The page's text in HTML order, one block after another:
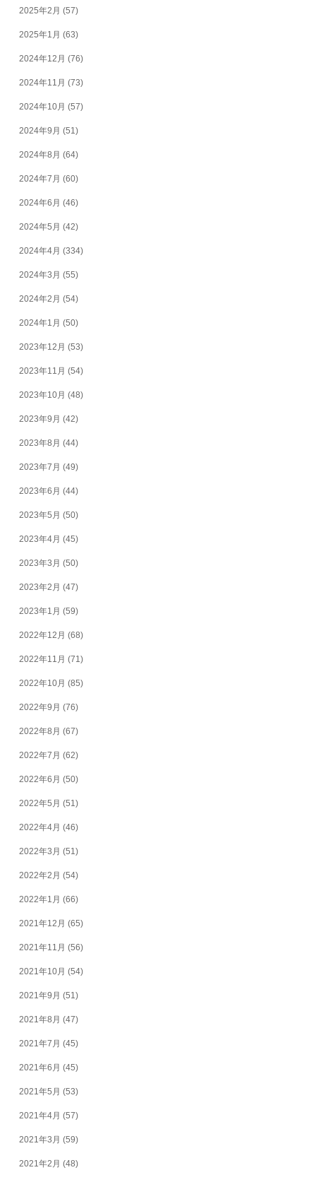
2025年2月 (57)
2025年1月 (63)
2024年12月 (76)
2024年11月 (73)
2024年10月 (57)
2024年9月 (51)
2024年8月 (64)
2024年7月 (60)
2024年6月 (46)
2024年5月 (42)
2024年4月 (334)
2024年3月 (55)
2024年2月 (54)
2024年1月 (50)
2023年12月 (53)
2023年11月 (54)
2023年10月 (48)
2023年9月 (42)
2023年8月 (44)
2023年7月 (49)
2023年6月 (44)
2023年5月 (50)
2023年4月 (45)
2023年3月 (50)
2023年2月 (47)
2023年1月 (59)
2022年12月 (68)
2022年11月 (71)
2022年10月 (85)
2022年9月 (76)
2022年8月 (67)
2022年7月 (62)
2022年6月 (50)
2022年5月 (51)
2022年4月 (46)
2022年3月 (51)
2022年2月 (54)
2022年1月 (66)
2021年12月 (65)
2021年11月 (56)
2021年10月 (54)
2021年9月 (51)
2021年8月 (47)
2021年7月 (45)
2021年6月 (45)
2021年5月 (53)
2021年4月 (57)
2021年3月 (59)
2021年2月 (48)